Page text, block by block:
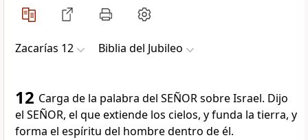
Zacarías 12 Biblia del Jubileo
12 Carga de la palabra del SEÑOR sobre Israel. Dijo
el SEÑOR, el que extiende los cielos, y funda la tierra, y
forma el espíritu del hombre dentro de él.